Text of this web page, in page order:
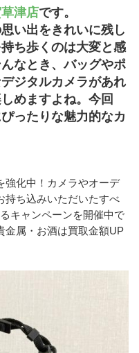
津店です。
い出をきれいに残し
ち歩くのは大変と感
なとき、バッグやポ
ジタルカメラがあれ
めますよね。今回
ったりな魅力的なカ
強化中！カメラやオーデ
持ち込みいただいたすべ
キャンペーンを開催中で
金属・お酒は買取金額UP